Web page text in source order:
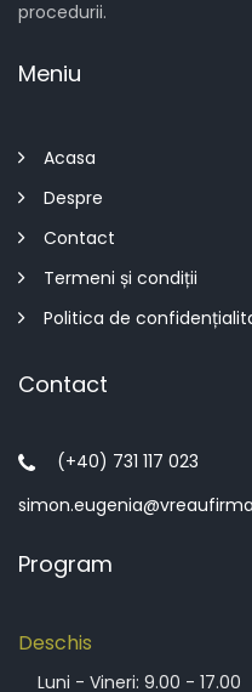
procedurii.
Meniu
Acasa
Despre
Contact
Termeni și condiții
Politica de
Contact
(+40) 731 117 023
Program
Deschis
Luni - Vineri: 9.00 - 17.00